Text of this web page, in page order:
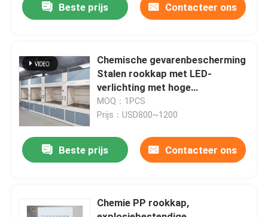
Fabrieksreis
Kwaliteitscontrole
Contacteer ons
Vraag een offerte aan
De Kap van de laboratoriumdamp
Beste prijs Contacteer ons
Chemische gevarenbescherming
Stalen rookkap met LED-
verlichting met hoge
luchtstroom en optionele
ventilator
MOQ：1PCS
Prijs：USD800~1200
Beste prijs Contacteer ons
Chemie PP rookkap,